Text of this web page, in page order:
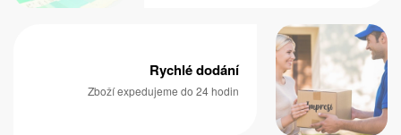
Rychlé dodání
Zboží expedujeme do 24 hodin